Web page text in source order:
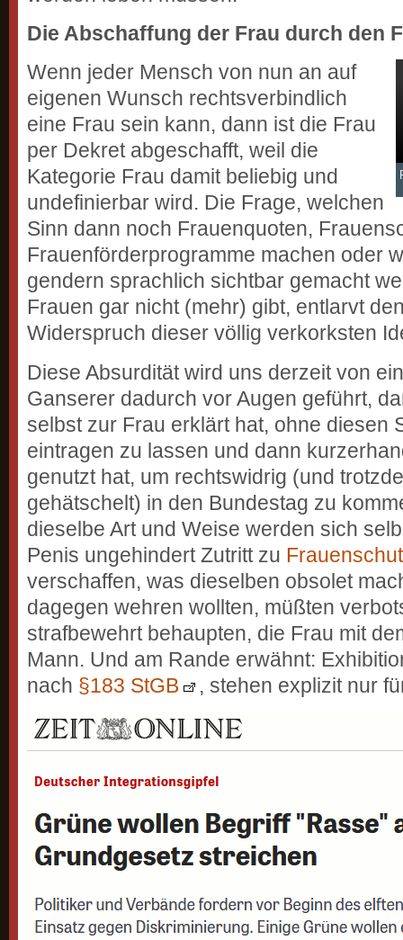
Die Abschaffung der Frau durch den
Wenn jeder Mensch von nun an auf
eigenen Wunsch rechtsverbindlich
eine Frau sein kann, dann ist die Frau
per Dekret abgeschafft, weil die
Kategorie Frau damit beliebig und
undefinierbar wird. Die Frage, welchen
Sinn dann noch Frauenquoten,
Frauenförderprogramme machen oder
gendern sprachlich sichtbar gemacht
Frauen gar nicht (mehr) gibt, entlarvt
Widerspruch dieser völlig verkorksten
Diese Absurdität wird uns derzeit von
Ganserer dadurch vor Augen geführt,
selbst zur Frau erklärt hat, ohne diesen
eintragen zu lassen und dann
genutzt hat, um rechtswidrig (und
gehätschelt) in den Bundestag zu
dieselbe Art und Weise werden sich
Penis ungehindert Zutritt zu
verschaffen, was dieselben obsolet
dagegen wehren wollten, müßten
strafbewehrt behaupten, die Frau mit
Mann. Und am Rande erwähnt:
nach §183 StGB , stehen explizit nur